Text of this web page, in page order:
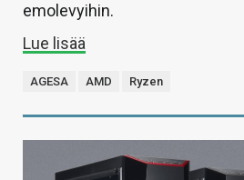
emolevyihin.
Lue lisää
AGESA AMD Ryzen